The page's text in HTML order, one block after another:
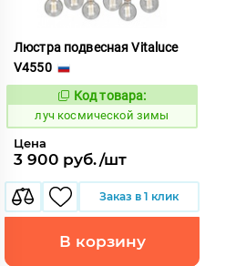
Люстра подвесная Vitaluce
V4550
Код:
895532
Код товара:
луч космической зимы
Цена
3 900 руб./шт
Заказ в 1 клик
В корзину